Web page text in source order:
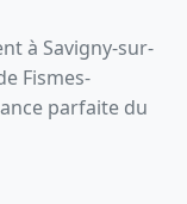
à Savigny-sur-
Fismes-
parfaite du